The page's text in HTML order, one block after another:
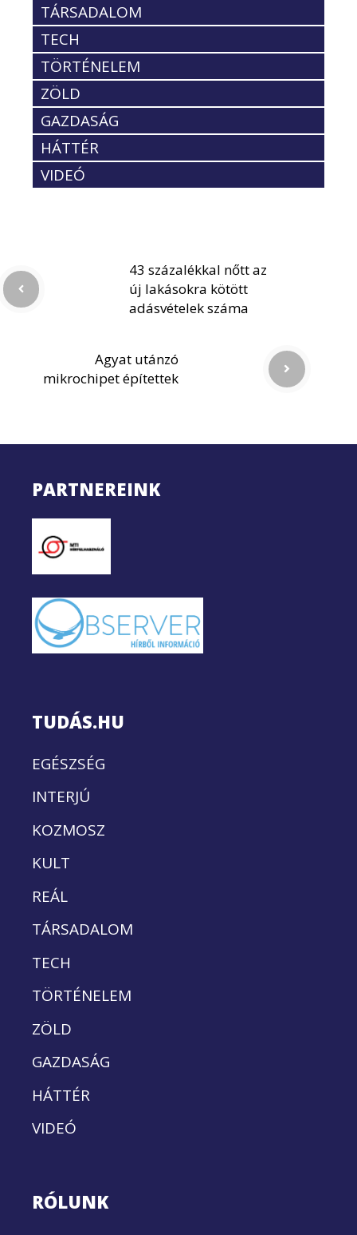
TÁRSADALOM
TECH
TÖRTÉNELEM
ZÖLD
GAZDASÁG
HÁTTÉR
VIDEÓ
43 százalékkal nőtt az
új lakásokra kötött
adásvételek száma
Agyat utánzó
mikrochipet építettek
PARTNEREINK
TUDÁS.HU
EGÉSZSÉG
INTERJÚ
KOZMOSZ
KULT
REÁL
TÁRSADALOM
TECH
TÖRTÉNELEM
ZÖLD
GAZDASÁG
HÁTTÉR
VIDEÓ
RÓLUNK